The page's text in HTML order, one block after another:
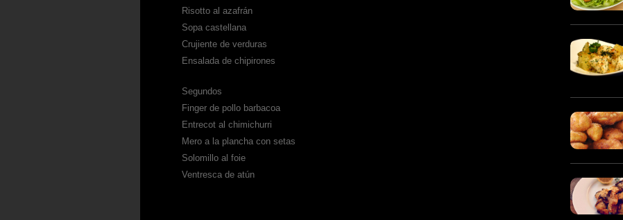
Risotto al azafrán
Sopa castellana
Crujiente de verduras
Ensalada de chipirones
Segundos
Finger de pollo barbacoa
Entrecot al chimichurri
Mero a la plancha con setas
Solomillo al foie
Ventresca de atún